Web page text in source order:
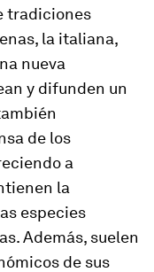
tradiciones
la italiana,
nueva
y difunden un
de los
a
la
especies
Además, suelen
de sus